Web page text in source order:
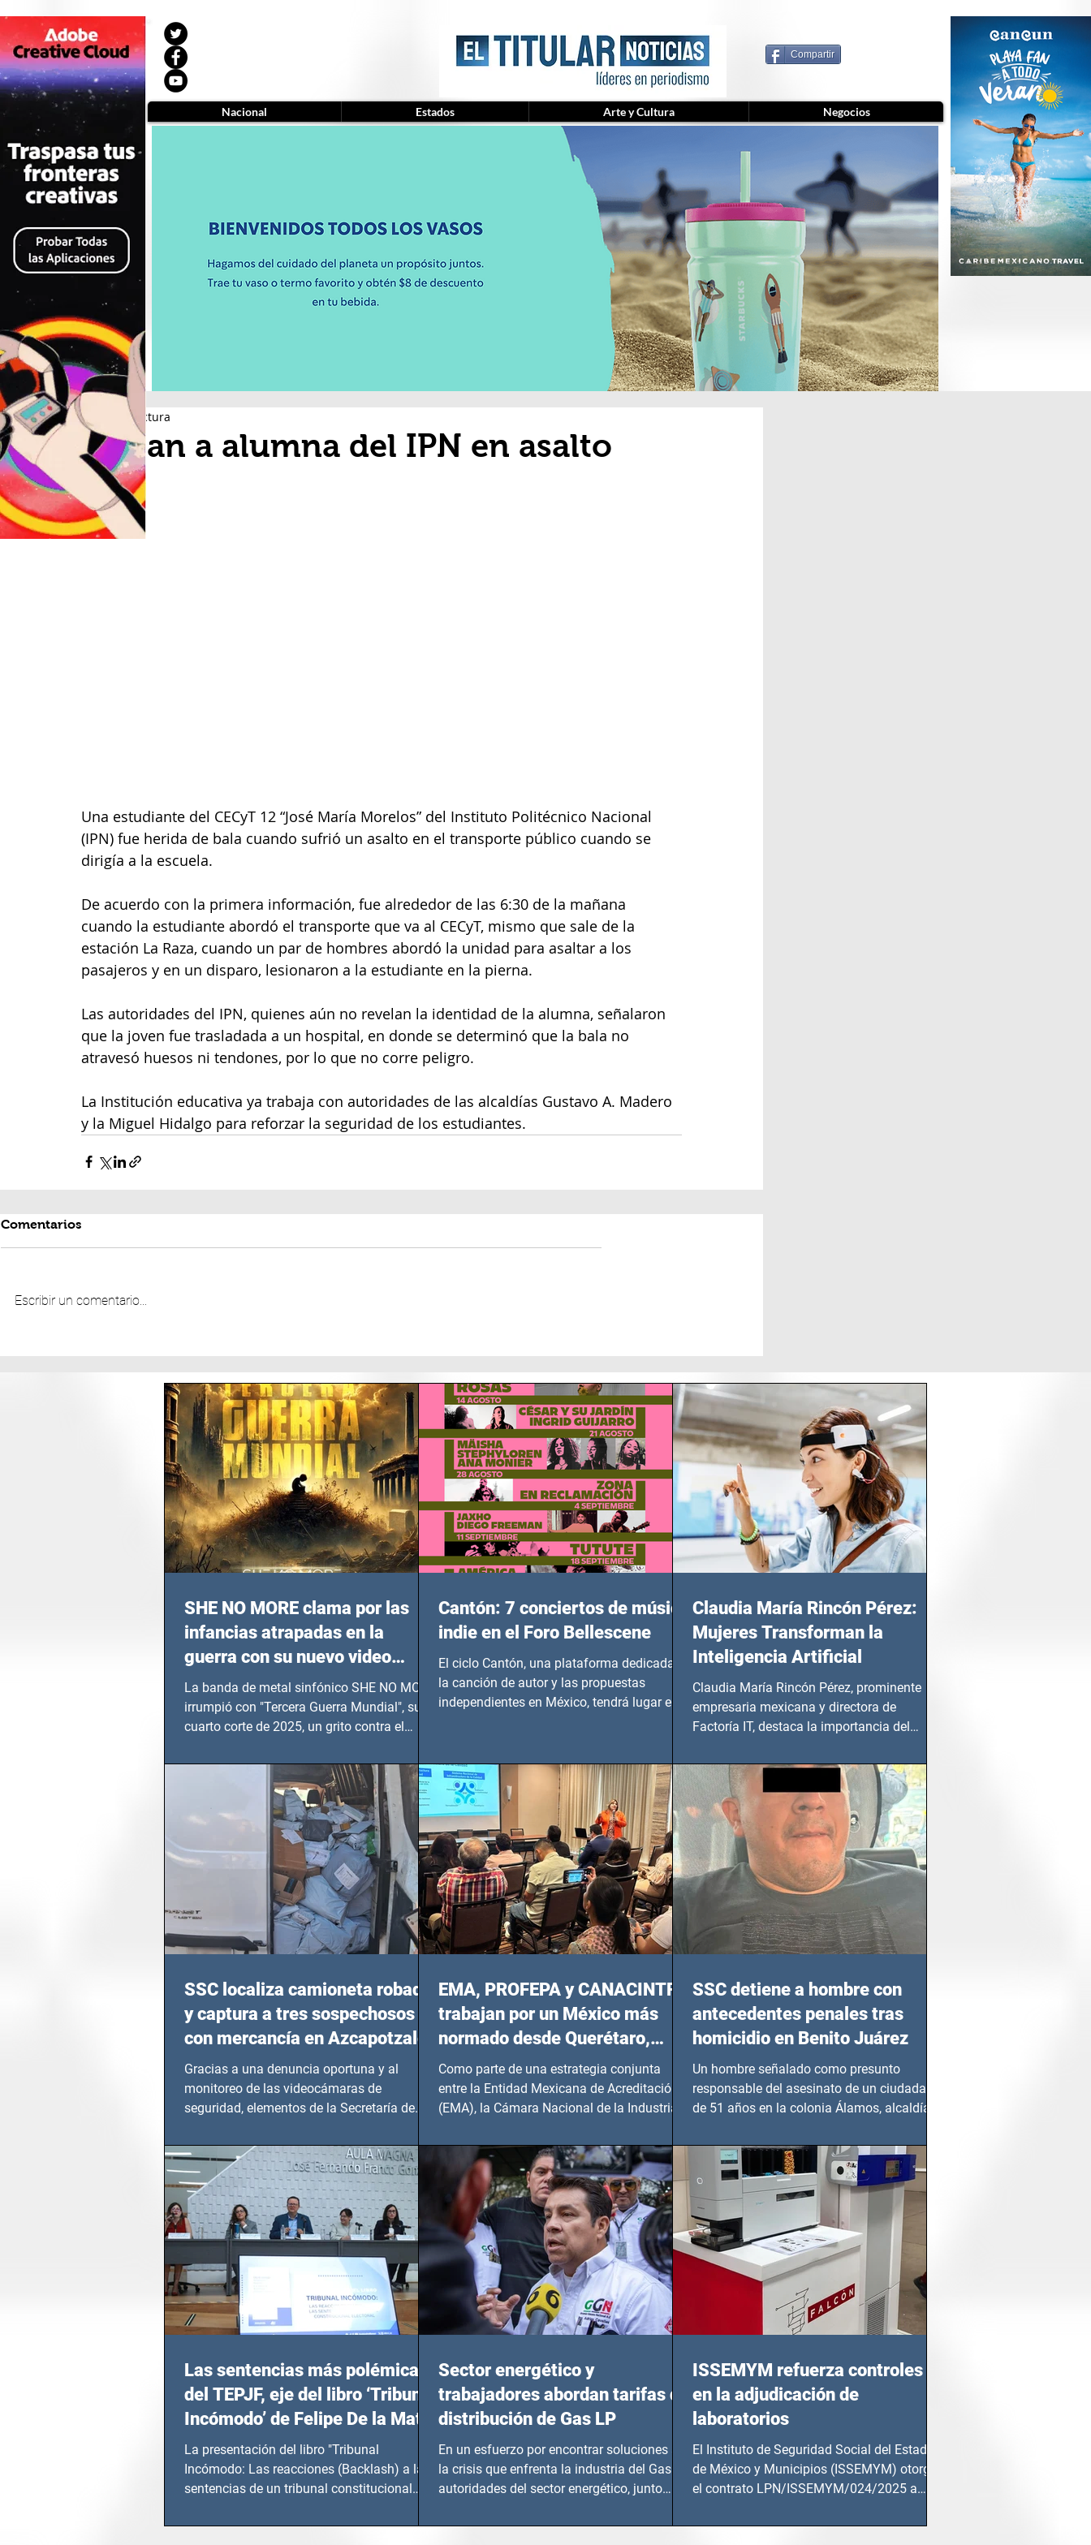
Compartir
Balean a alumna del IPN en asalto
1 min de lectura
Una estudiante del CECyT 12 “José María Morelos” del Instituto Politécnico Nacional
(IPN) fue herida de bala cuando sufrió un asalto en el transporte público cuando se
dirigía a la escuela.
De acuerdo con la primera información, fue alrededor de las 6:30 de la mañana
cuando la estudiante abordó el transporte que va al CECyT, mismo que sale de la
estación La Raza, cuando un par de hombres abordó la unidad para asaltar a los
pasajeros y en un disparo, lesionaron a la estudiante en la pierna.
Las autoridades del IPN, quienes aún no revelan la identidad de la alumna, señalaron
que la joven fue trasladada a un hospital, en donde se determinó que la bala no
atravesó huesos ni tendones, por lo que no corre peligro.
La Institución educativa ya trabaja con autoridades de las alcaldías Gustavo A. Madero
y la Miguel Hidalgo para reforzar la seguridad de los estudiantes.
Comentarios
Escribir un comentario...
SHE NO MORE clama por las
infancias atrapadas en la
guerra con su nuevo video
TERCERA GUERRA MUNDIAL
La banda de metal sinfónico SHE NO MORE
irrumpió con "Tercera Guerra Mundial", su
cuarto corte de 2025, un grito contra el
en epicentros bélicos.
Cantón: 7 conciertos de música
indie en el Foro Bellescene
El ciclo Cantón, una plataforma dedicada a
la canción de autor y las propuestas
independientes en México, tendrá lugar en el
del 14 de agosto al 25 de septiembre, a las
20:00 horas.
Claudia María Rincón Pérez:
Mujeres Transforman la
Inteligencia Artificial
Claudia María Rincón Pérez, prominente
empresaria mexicana y directora de
Factoría IT, destaca la importancia del
SSC localiza camioneta robada
y captura a tres sospechosos
con mercancía en Azcapotzalco
Gracias a una denuncia oportuna y al
monitoreo de las videocámaras de
seguridad, elementos de la Secretaría de
EMA, PROFEPA y CANACINTRA
trabajan por un México más
normado desde Querétaro,
Hidalgo y BCS
Como parte de una estrategia conjunta
entre la Entidad Mexicana de Acreditación
(EMA), la Cámara Nacional de la Industria
SSC detiene a hombre con
antecedentes penales tras
homicidio en Benito Juárez
Un hombre señalado como presunto
responsable del asesinato de un ciudadano
de 51 años en la colonia Álamos, alcaldía
Las sentencias más polémicas
del TEPJF, eje del libro ‘Tribunal
Incómodo’ de Felipe De la Mata
La presentación del libro "Tribunal
Incómodo: Las reacciones (Backlash) a las
sentencias de un tribunal constitucional
Sector energético y
trabajadores abordan tarifas de
distribución de Gas LP
En un esfuerzo por encontrar soluciones a
la crisis que enfrenta la industria del Gas LP,
autoridades del sector energético, junto
ISSEMYM refuerza controles
en la adjudicación de
laboratorios
El Instituto de Seguridad Social del Estado
de México y Municipios (ISSEMYM) otorgó
el contrato LPN/ISSEMYM/024/2025 a
Nacional Estados Arte y Cultura Negocios